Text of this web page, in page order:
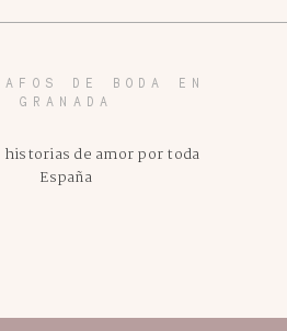
DE BODA EN
GRANADA
historias de amor por toda
España